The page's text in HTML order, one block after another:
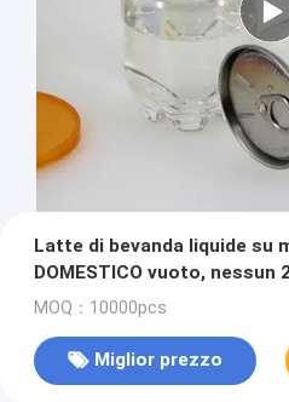
Latte di bevanda liquide su
DOMESTICO vuoto,
MOQ：10000pcs
Miglior prezzo